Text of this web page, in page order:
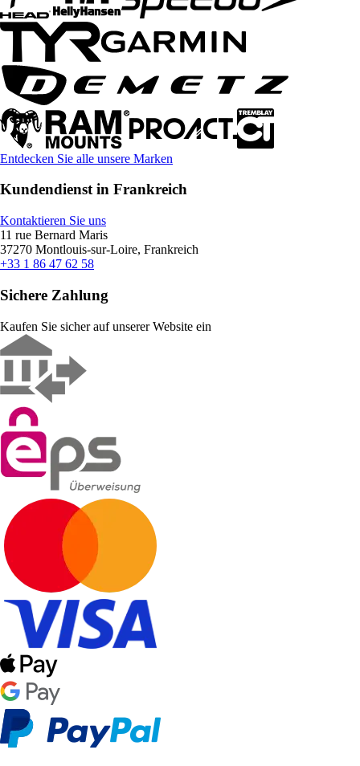
Entdecken Sie alle unsere Marken
Kundendienst in Frankreich
Kontaktieren Sie uns
11 rue Bernard Maris
37270 Montlouis-sur-Loire, Frankreich
+33 1 86 47 62 58
Sichere Zahlung
Kaufen Sie sicher auf unserer Website ein